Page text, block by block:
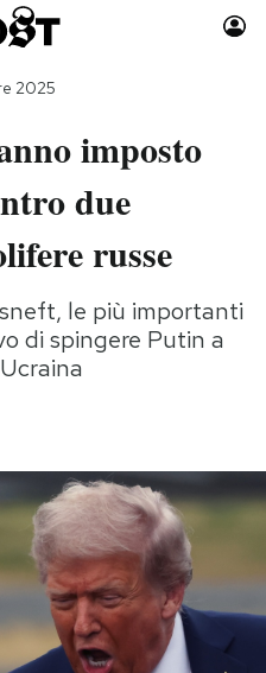
Auto
Moda
Consumismi
Storie/Idee
Ok Boomer!
Media
Mondiali calcio 2026
2025
imposto
due
russe
le più importanti
di spingere Putin a